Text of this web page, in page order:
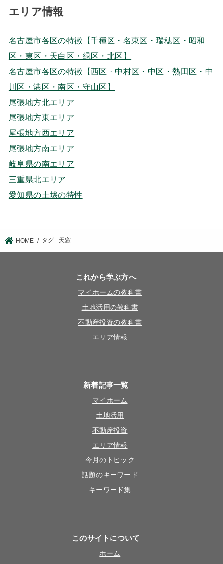
エリア情報
名古屋市各区の特徴【千種区・名東区・瑞穂区・昭和
区・東区・天白区・緑区・北区】
名古屋市各区の特徴【西区・中村区・中区・熱田区・中
川区・港区・南区・守山区】
尾張地方北エリア
尾張地方東エリア
尾張地方西エリア
尾張地方南エリア
岐阜県の南エリア
三重県北エリア
愛知県の土壌の特性
HOME タグ : 天窓
これから学ぶ方へ
マイホームの教科書
土地活用の教科書
不動産投資の教科書
エリア情報
新着記事一覧
マイホーム
土地活用
不動産投資
エリア情報
今月のトピック
話題のキーワード
キーワード集
このサイトについて
ホーム